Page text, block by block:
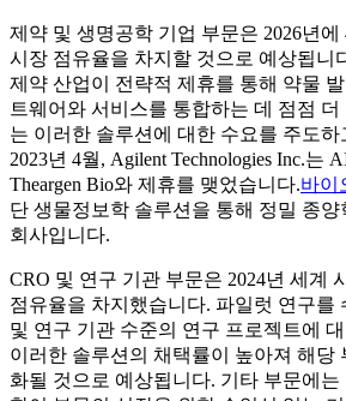
제약 및 생명공학 기업 부문은 2026년에
시장 점유율을 차지할 것으로 예상됩니
제약 산업이 전략적 제휴를 통해 약물
트웨어와 서비스를 통합하는 데 점점 더
는 이러한 솔루션에 대한 수요를 주도
2023년 4월, Agilent Technologies Inc.는
Theargen Bio와 제휴를 맺었습니다.바이
단 생물정보학 솔루션을 통해 정밀 종
회사입니다.
CRO 및 연구 기관 부문은 2024년 세계
점유율을 차지했습니다. 파일럿 연구를
및 연구 기관 수준의 연구 프로젝트에
이러한 솔루션의 채택률이 높아져 해당
화될 것으로 예상됩니다. 기타 부문에